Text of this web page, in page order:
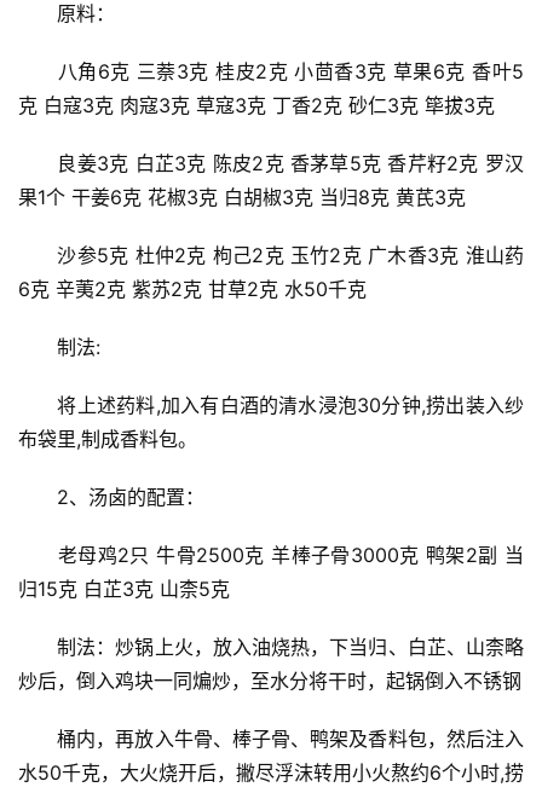
投
好
原料：
八角6克 三萘3克 桂皮2克 小茴香3克 草果6克 香叶5
克 白寇3克 肉寇3克 草寇3克 丁香2克 砂仁3克 筚拔3克
良姜3克 白芷3克 陈皮2克 香茅草5克 香芹籽2克 罗汉
果1个 干姜6克 花椒3克 白胡椒3克 当归8克 黄芪3克
沙参5克 杜仲2克 枸己2克 玉竹2克 广木香3克 淮山药
6克 辛荑2克 紫苏2克 甘草2克 水50千克
制法:
将上述药料,加入有白酒的清水浸泡30分钟,捞出装入纱
布袋里,制成香料包。
2、汤卤的配置：
老母鸡2只 牛骨2500克 羊棒子骨3000克 鸭架2副 当
归15克 白芷3克 山柰5克
制法：炒锅上火，放入油烧热，下当归、白芷、山柰略
炒后，倒入鸡块一同煸炒，至水分将干时，起锅倒入不锈钢
桶内，再放入牛骨、棒子骨、鸭架及香料包，然后注入
水50千克，大火烧开后，撇尽浮沫转用小火熬约6个小时,捞